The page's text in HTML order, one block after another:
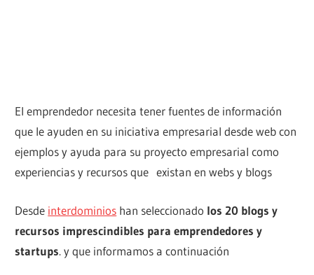
El emprendedor necesita tener fuentes de información
que le ayuden en su iniciativa empresarial desde web con
ejemplos y ayuda para su proyecto empresarial como
experiencias y recursos que existan en webs y blogs
Desde interdominios han seleccionado los 20 blogs y
recursos imprescindibles para emprendedores y
startups. y que informamos a continuación